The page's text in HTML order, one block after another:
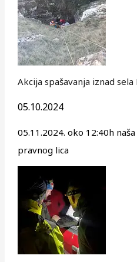
Akcija spašavanja iznad sela
05.10.2024
05.11.2024. oko 12:40h
pravnog lica